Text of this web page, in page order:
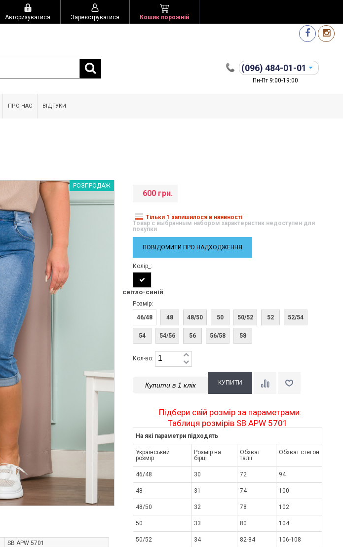
Авторизуватися Зареєструватися Кошик порожній
(096) 484-01-01
Пн-Пт 9:00-19:00
ПРО НАС ВІДГУКИ
РОЗПРОДАЖ
SB APW 5701
600 грн.
Тільки 1 залишилося в наявності
Товар с выбранным набором характеристик недоступен для
покупки
ПОВІДОМИТИ ПРО НАДХОДЖЕННЯ
Колір_:
світло-синій
Розмір:
46/48
48 48/50 50 50/52 52 52/54
54 54/56 56 56/58 58
Кол-во:
Купити в 1 клік
Підбери свій розмір за параметрами:
Таблиця розмірів SB APW 5701
На які параметри підходять
Український
розмір
Розмір на
бірці
Обхват
талії
Обхват стегон
46/48 30 72 94
48 31 74 100
48/50 32 78 102
50 33 80 104
50/52 34 82-84 106-108